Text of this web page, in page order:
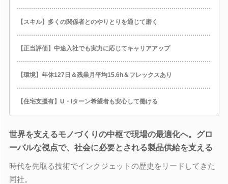
【スキル】多くの関係者とのやりとりを通じて磨く
【正当評価】中途入社でも実力に応じてキャリアアップ
【環境】年休127日＆残業月平均15.6h＆フレックスあり
【住宅支援有】U・Iターン希望者も安心して働ける
世界を支えるモノづくりの中枢で現場の最適化へ。グロ
ーバルな視点で、社会に必要とされる製品供給を支える
時代を先取る技術でインクジェットの歴史をリードしてきた
同社。